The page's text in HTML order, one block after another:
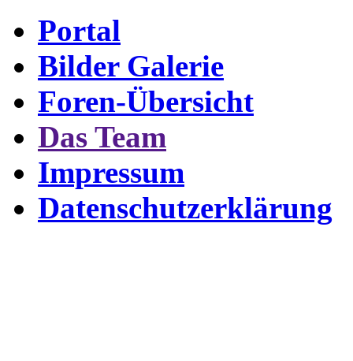
Portal
Bilder Galerie
Foren-Übersicht
Das Team
Impressum
Datenschutzerklärung